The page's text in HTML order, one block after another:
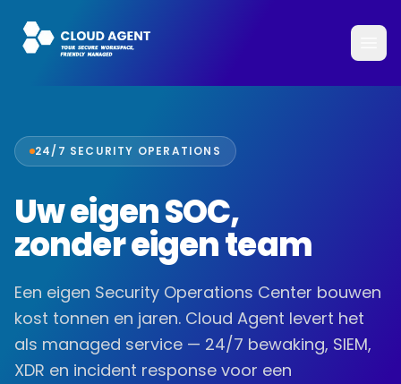
24/7 SECURITY OPERATIONS
Uw eigen SOC,
zonder eigen team
Een eigen Security Operations Center bouwen
kost tonnen en jaren. Cloud Agent levert het
als managed service — 24/7 bewaking, SIEM,
XDR en incident response voor een